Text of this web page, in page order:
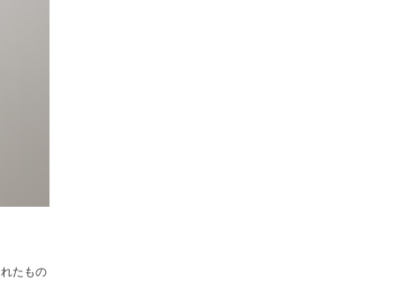
たもの